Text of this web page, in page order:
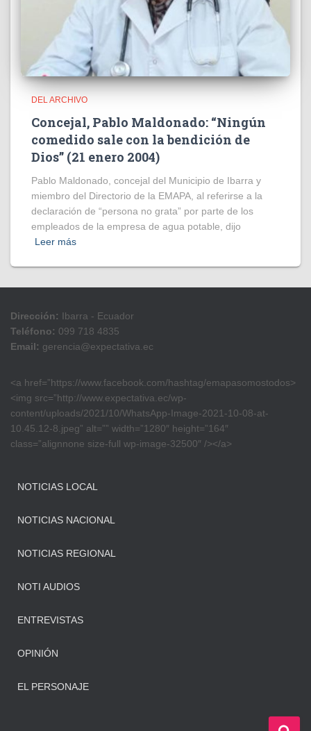
DEL ARCHIVO
Concejal, Pablo Maldonado: “Ningún
comedido sale con la bendición de
Dios” (21 enero 2004)
Pablo Maldonado, concejal del Municipio de Ibarra y
miembro del Directorio de la EMAPA, al referirse a la
declaración de “persona no grata” por parte de los
empleados de la empresa de agua potable, dijo
Leer más
Dirección: Ibarra - Ecuador
Teléfono: 099 718 4835
Email: gerencia@expectativa.ec
<a href=”https://www.facebook.com/hashtag/emapasomostodos>
<img src=”http://www.expectativa.ec/wp-
content/uploads/2021/10/WhatsApp-Image-2021-10-08-at-
10.45.12-8.jpeg” alt=”” width=”1280″ height=”164″
class=”alignnone size-full wp-image-32500″ /></a>
NOTICIAS LOCAL
NOTICIAS NACIONAL
NOTICIAS REGIONAL
NOTI AUDIOS
ENTREVISTAS
OPINIÓN
EL PERSONAJE